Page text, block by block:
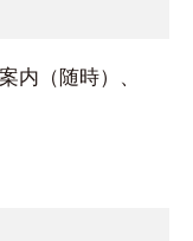
内（随時）、